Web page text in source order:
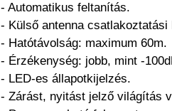
- Automatikus feltanítás.
- Külső antenna csatlakoztatási
- Hatótávolság: maximum 60m.
- Érzékenység: jobb, mint -
- LED-es állapotkijelzés.
- Zárást, nyitást jelző világítás